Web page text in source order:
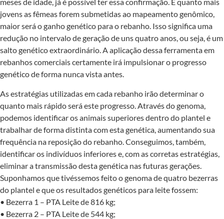
jovens as fêmeas forem submetidas ao mapeamento genômico,
maior será o ganho genético para o rebanho. Isso significa uma
redução no intervalo de geração de uns quatro anos, ou seja, é um
salto genético extraordinário. A aplicação dessa ferramenta em
rebanhos comerciais certamente irá impulsionar o progresso
genético de forma nunca vista antes.
As estratégias utilizadas em cada rebanho irão determinar o
quanto mais rápido será este progresso. Através do genoma,
podemos identificar os animais superiores dentro do plantel e
trabalhar de forma distinta com esta genética, aumentando sua
frequência na reposição do rebanho. Conseguimos, também,
identificar os indivíduos inferiores e, com as corretas estratégias,
eliminar a transmissão desta genética nas futuras gerações.
Suponhamos que tivéssemos feito o genoma de quatro bezerras
do plantel e que os resultados genéticos para leite fossem:
• Bezerra 1 – PTA Leite de 816 kg;
• Bezerra 2 – PTA Leite de 544 kg;